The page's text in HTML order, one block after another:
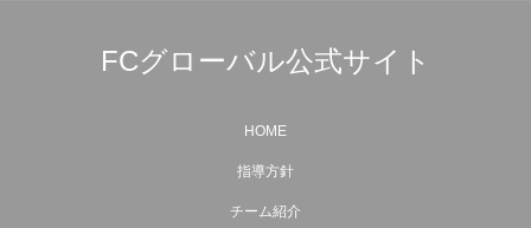
FCグローバル公式サイト
HOME
指導方針
チーム紹介